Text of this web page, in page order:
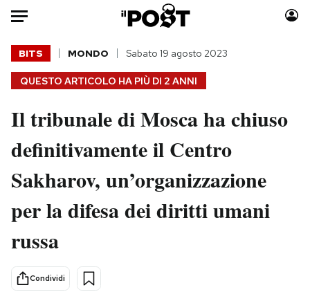
Auto
HOME
Italia
Politica
Tecnologia
Scienza
Sport
Moda
Consumismi
Storie/Idee
Media
QUESTO ARTICOLO HA PIÙ DI 2 ANNI
BITS MONDO Sabato 19 agosto 2023
Il tribunale di Mosca ha chiuso
definitivamente il Centro
Sakharov, un’organizzazione
per la difesa dei diritti umani
russa
Condividi